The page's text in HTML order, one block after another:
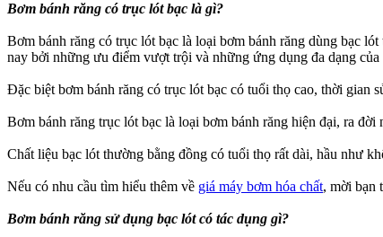
Bơm bánh răng có trục lót bạc là gì?
Bơm bánh răng có trục lót bạc là loại bơm bánh răng dùng bạc
nay bởi những ưu điểm vượt trội và những ứng dụng đa dạng của
Đặc biệt bơm bánh răng có trục lót bạc có tuổi thọ cao, thời gian
Bơm bánh răng trục lót bạc là loại bơm bánh răng hiện đại, ra
Chất liệu bạc lót thường bằng đồng có tuổi thọ rất dài, hầu như
Nếu có nhu cầu tìm hiểu thêm về giá máy bơm hóa chất, mời bạn
Bơm bánh răng sử dụng bạc lót có tác dụng gì?